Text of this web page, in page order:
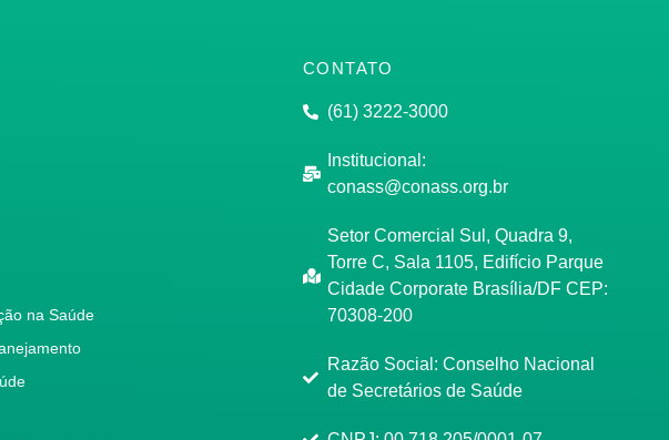
na Saúde
CONTATO
(61) 3222-3000
Institucional:
conass@conass.org.br
Setor Comercial Sul, Quadra 9,
Torre C, Sala 1105, Edifício Parque
Cidade Corporate Brasília/DF CEP:
70308-200
Razão Social: Conselho Nacional
de Secretários de Saúde